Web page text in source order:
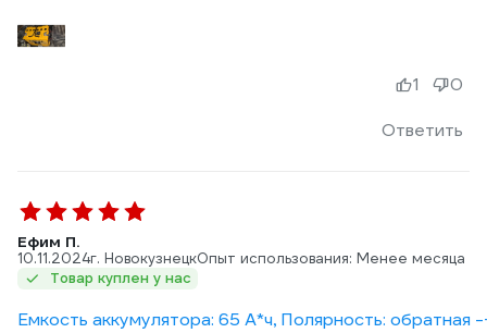
Ответить
1 0
Ефим П.
10.11.2024г. НовокузнецкОпыт использования: Менее месяца
Товар куплен у нас
Емкость аккумулятора: 65 А*ч, Полярность: обратная -